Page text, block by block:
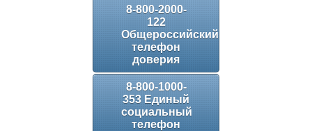
8-800-2000-
122
Общероссийский
телефон
доверия
8-800-1000-
353 Единый
социальный
телефон